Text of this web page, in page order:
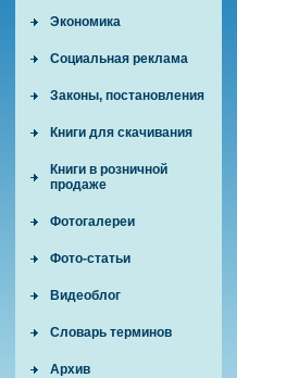
Экономика
Социальная реклама
Законы, постановления
Книги для скачивания
Книги в розничной
продаже
Фотогалереи
Фото-статьи
Видеоблог
Словарь терминов
Архив